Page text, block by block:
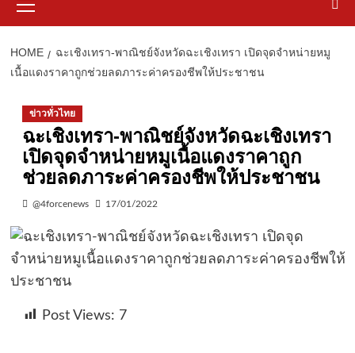
Menu
HOME
ฉะเชิงเทรา-พาณิชย์จังหวัดฉะเชิงเทรา เปิดจุดจำหน่ายหมู
เนื้อแดงราคาถูกช่วยลดภาระค่าครองชีพให้ประชาชน
ข่าวทั่วไทย
ฉะเชิงเทรา-พาณิชย์จังหวัดฉะเชิงเทรา
เปิดจุดจำหน่ายหมูเนื้อแดงราคาถูก
ช่วยลดภาระค่าครองชีพให้ประชาชน
@4forcenews 17/01/2022
Post Views: 7